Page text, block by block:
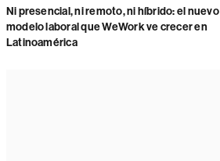
Ni presencial, ni remoto, ni híbrido: el nuevo
modelo laboral que WeWork ve crecer en
Latinoamérica